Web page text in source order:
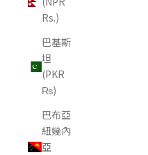
Rs.)
巴基斯
坦
(PKR
₨)
巴布亞
紐幾內
亞